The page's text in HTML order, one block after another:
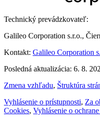
Technický prevádzkovateľ:
Galileo Corporation s.r.o.,
Kontakt: Galileo Corporation
Posledná aktualizácia: 6. 8.
Zmena vzhľadu, Štruktúra
Vyhlásenie o prístupnosti, Za
Cookies, Vyhlásenie o